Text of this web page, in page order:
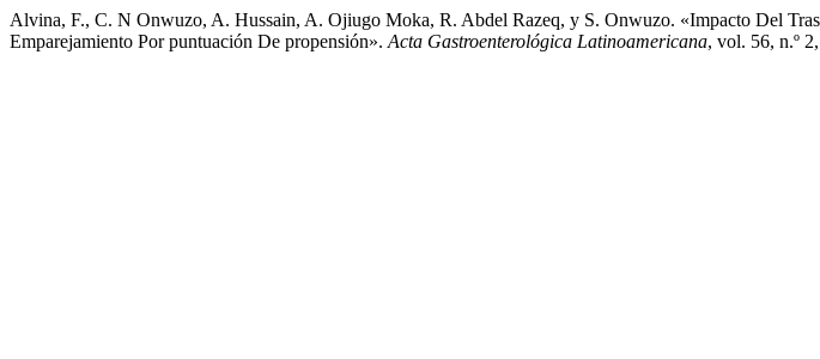
Alvina, F., C. N Onwuzo, A. Hussain, A. Ojiugo Moka, R. Abdel Razeq, y S. Onwuzo. «Impacto Del
Emparejamiento Por puntuación De propensión». Acta Gastroenterológica Latinoamericana, vol. 56, n.º